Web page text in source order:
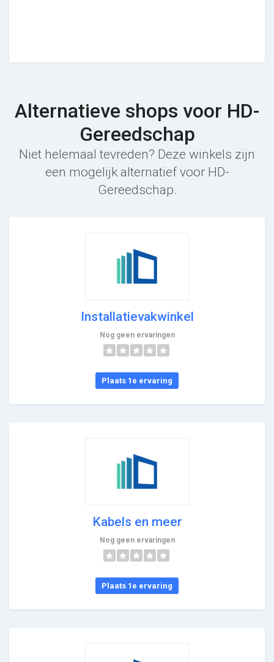
Alternatieve shops voor HD-
Gereedschap
Niet helemaal tevreden? Deze winkels zijn
een mogelijk alternatief voor HD-
Gereedschap.
Installatievakwinkel
Nog geen ervaringen
Plaats 1e ervaring
Kabels en meer
Nog geen ervaringen
Plaats 1e ervaring